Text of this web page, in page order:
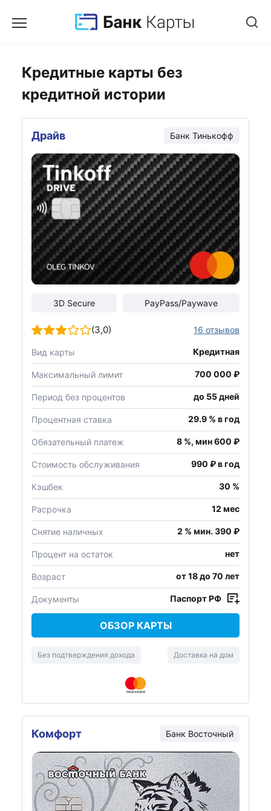
Кредитные карты без
кредитной истории
Драйв БанкТинькофф
3D Secure PayPass/Paywave
(3,0) 16 отзывов
Вид карты Кредитная
Максимальный лимит 700 000 ₽
Период без процентов до 55 дней
Процентная ставка 29.9 % в год
Обязательный платеж 8 %, мин 600 ₽
Стоимость обслуживания 990 ₽ в год
Кэшбек 30 %
Расрочка 12 мес
Снятие наличных 2 % мин. 390 ₽
Процент на остаток нет
Возраст от 18 до 70 лет
Документы Паспорт РФ
ОБЗОР КАРТЫ
Без подтверждения дохода Доставка на дом
Комфорт Банк Восточный